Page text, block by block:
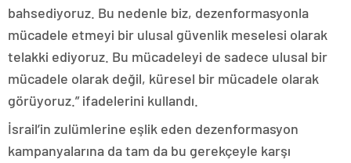
bahsediyoruz. Bu nedenle biz, dezenformasyonla
mücadele etmeyi bir ulusal güvenlik meselesi olarak
telakki ediyoruz. Bu mücadeleyi de sadece ulusal bir
mücadele olarak değil, küresel bir mücadele olarak
görüyoruz.” ifadelerini kullandı.
İsrail’in zulümlerine eşlik eden dezenformasyon
kampanyalarına da tam da bu gerekçeyle karşı